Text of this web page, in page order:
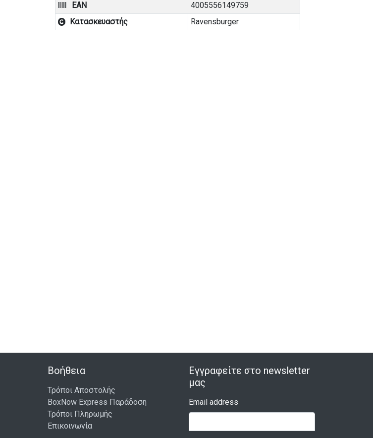
EAN
4005556149759
Κατασκευαστής
Ravensburger
Βοήθεια
Τρόποι Αποστολής
BoxNow Express Παράδοση
Τρόποι Πληρωμής
Επικοινωνία
Εγγραφείτε στο newsletter
μας
Email address